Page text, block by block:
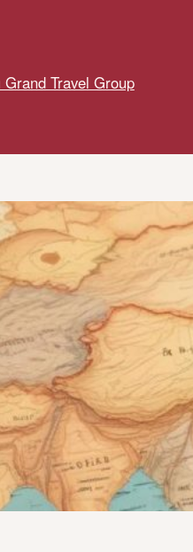
Travel Group